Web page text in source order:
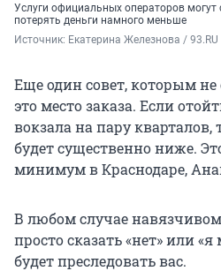
Услуги официальных операторов могут
потерять деньги намного меньше
Источник: Екатерина Железнова / 93.RU
Еще один совет, которым не
это место заказа. Если
вокзала на пару кварталов,
будет существенно ниже.
минимум в Краснодаре,
В любом случае
просто сказать «нет» или
будет преследовать вас.